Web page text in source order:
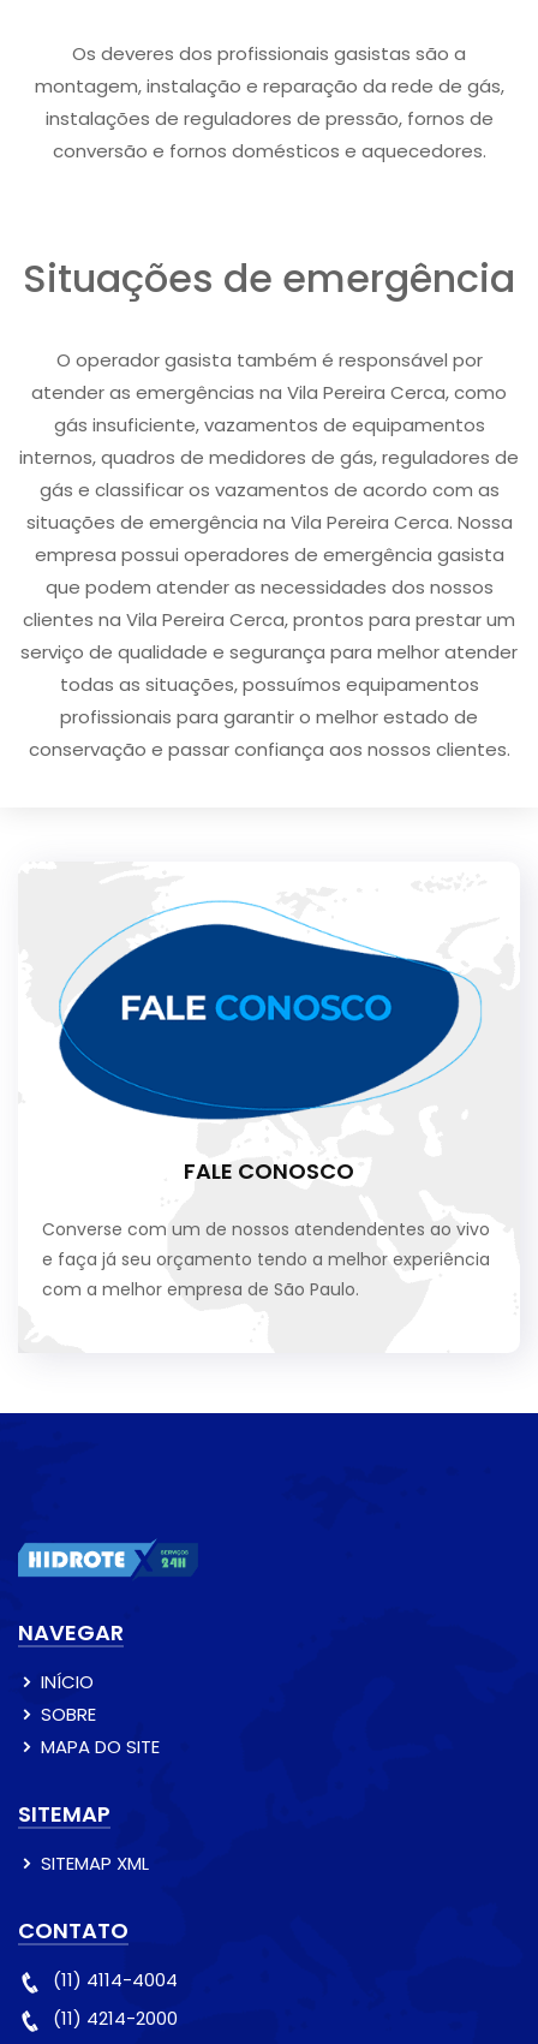
Os deveres dos profissionais gasistas são a
montagem, instalação e reparação da rede de gás,
instalações de reguladores de pressão, fornos de
conversão e fornos domésticos e aquecedores.
Situações de emergência
O operador gasista também é responsável por
atender as emergências na Vila Pereira Cerca, como
gás insuficiente, vazamentos de equipamentos
internos, quadros de medidores de gás, reguladores de
gás e classificar os vazamentos de acordo com as
situações de emergência na Vila Pereira Cerca. Nossa
empresa possui operadores de emergência gasista
que podem atender as necessidades dos nossos
clientes na Vila Pereira Cerca, prontos para prestar um
serviço de qualidade e segurança para melhor atender
todas as situações, possuímos equipamentos
profissionais para garantir o melhor estado de
conservação e passar confiança aos nossos clientes.
FALE CONOSCO
Converse com um de nossos atendendentes ao vivo
e faça já seu orçamento tendo a melhor experiência
com a melhor empresa de São Paulo.
NAVEGAR
INÍCIO
SOBRE
MAPA DO SITE
SITEMAP
SITEMAP XML
CONTATO
(11) 4114-4004
(11) 4214-2000